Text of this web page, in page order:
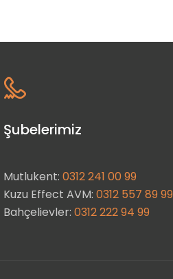
Şubelerimiz
Mutlukent: 0312 241 00 99
Kuzu Effect AVM: 0312 557 89 99
Bahçelievler: 0312 222 94 99